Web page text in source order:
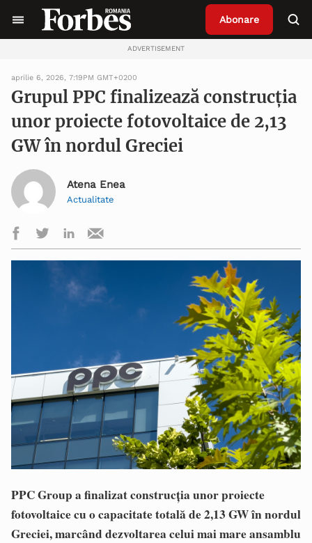
Abonare
ADVERTISEMENT
aprilie 6, 2026, 7:19PM GMT+0200
Grupul PPC finalizează construcția
unor proiecte fotovoltaice de 2,13
GW în nordul Greciei
Atena Enea
Actualitate
PPC Group a finalizat construcția unor proiecte
fotovoltaice cu o capacitate totală de 2,13 GW în nordul
Greciei, marcând dezvoltarea celui mai mare ansamblu